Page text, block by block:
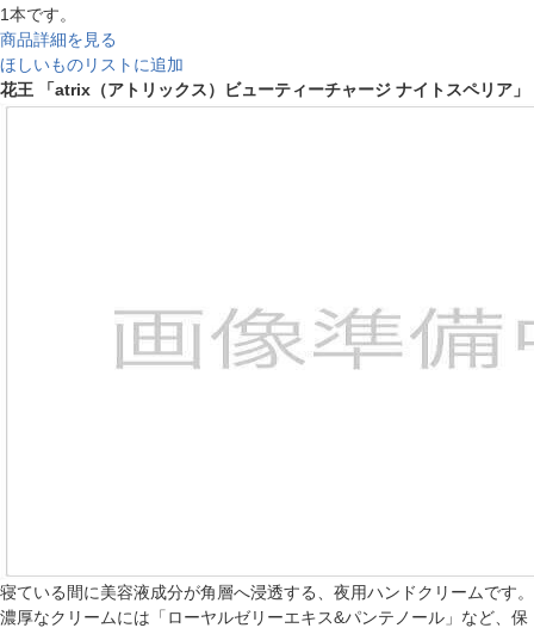
1本です。
商品詳細を見る
ほしいものリストに追加
花王 「atrix（アトリックス）ビューティーチャージ ナイトスペリア」
寝ている間に美容液成分が角層へ浸透する、夜用ハンドクリームです。
濃厚なクリームには「ローヤルゼリーエキス&パンテノール」など、保